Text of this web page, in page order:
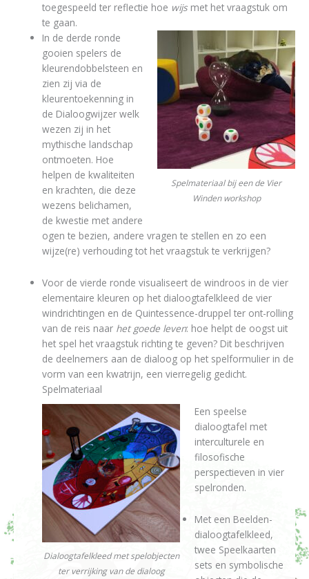
toegespeeld ter reflectie hoe wijsmet het vraagstuk om
te gaan.
Spelmateriaal bij een de Vier
Winden workshop
In de derde ronde
gooien spelers de
kleurendobbelsteen en
zien zij via de
kleurentoekenning in
de Dialoogwijzer welk
wezen zij in het
mythische landschap
ontmoeten. Hoe
helpen de kwaliteiten
en krachten, die deze
wezens belichamen,
de kwestie met andere
ogen te bezien, andere vragen te stellen en zo een
wijze(re) verhouding tot het vraagstuk te verkrijgen?
Voor de vierde ronde visualiseert de windroos in de vier
elementaire kleuren op het dialoogtafelkleed de vier
windrichtingen en de Quintessence-druppel ter ont-rolling
van de reis naar het goede leven: hoe helpt de oogst uit
het spel het vraagstuk richting te geven? Dit beschrijven
de deelnemers aan de dialoog op het spelformulier in de
vorm van een kwatrijn, een vierregelig gedicht.
Spelmateriaal
Dialoogtafelkleed met spelobjecten
ter verrijking van de dialoog
Een speelse
dialoogtafel met
interculturele en
filosofische
perspectieven in vier
spelronden.
Met een Beelden-
dialoogtafelkleed,
twee Speelkaarten
sets en symbolische